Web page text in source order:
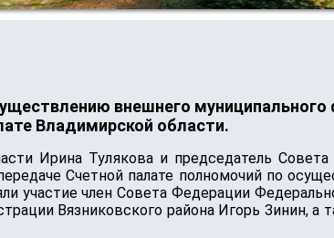
внешнего муниципального
Владимирской области.
Ирина Тулякова и председатель
Счетной палате полномочий по
участие член Совета Федерации
Вязниковского района Игорь Зинин, а